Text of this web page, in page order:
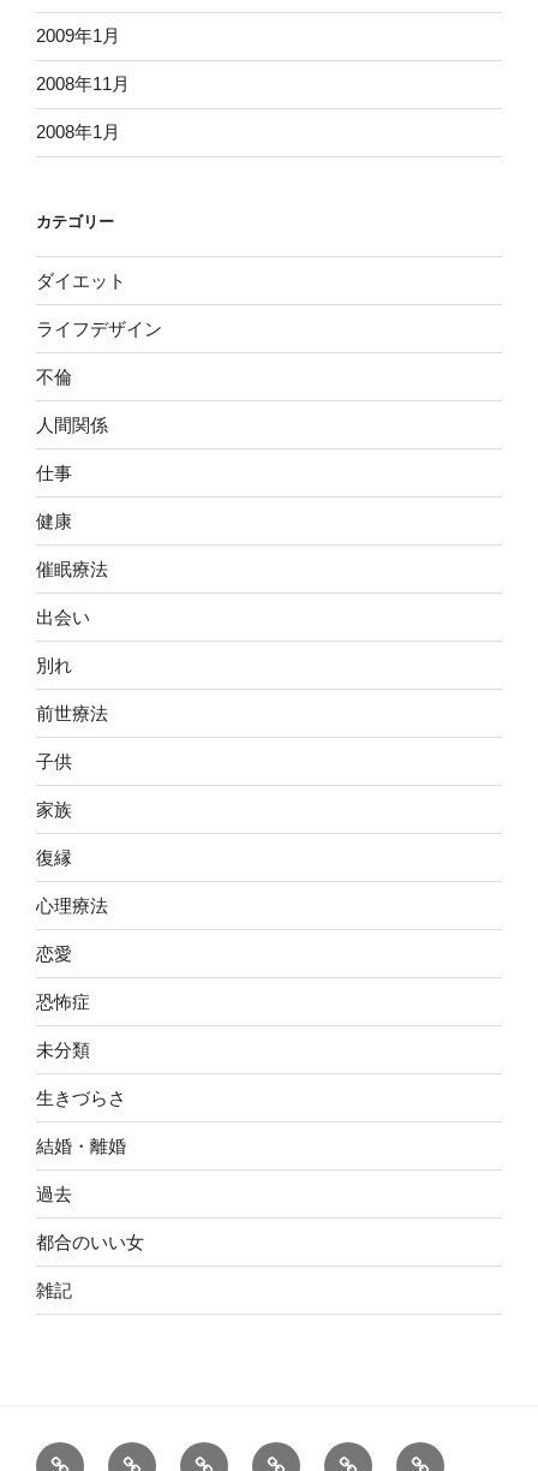
2009年1月
2008年11月
2008年1月
カテゴリー
ダイエット
ライフデザイン
不倫
人間関係
仕事
健康
催眠療法
出会い
別れ
前世療法
子供
家族
復縁
心理療法
恋愛
恐怖症
未分類
生きづらさ
結婚・離婚
過去
都合のいい女
雑記
ホ カ お お 注 blog